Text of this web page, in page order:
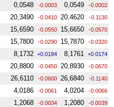
0,0548 -0.0003 0,0549 -0.0002
20,3490 -0.0410 20,4620 -0.1130
15,6590 -0.0550 15,6650 -0.0570
15,7800 -0.0290 15,7870 -0.0320
8,1732 +0.0184 8,1761 +0.0174
20,8800 -0.0450 20,8930 -0.0670
26,6110 -0.0600 26,6840 -0.1140
4,0186 -0.0061 4,0204 -0.0066
1,2068 -0.0034 1,2080 -0.0039